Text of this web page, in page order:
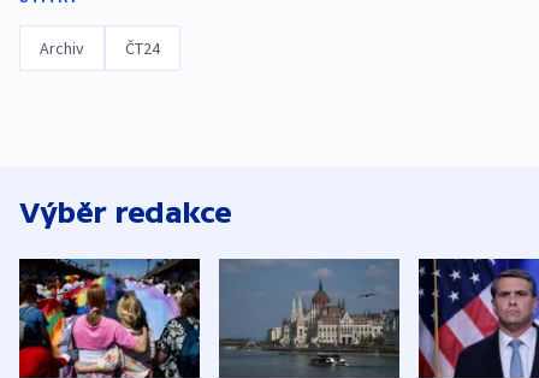
Archiv ČT24
Výběr redakce